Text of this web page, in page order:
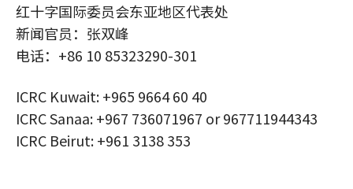
红十字国际委员会东亚地区代表处
新闻官员：张双峰
电话：+86 10 85323290-301
ICRC Kuwait: +965 9664 60 40
ICRC Sanaa: ‎+967 736071967 or 967711944343
ICRC Beirut: ‎+961 3138 353